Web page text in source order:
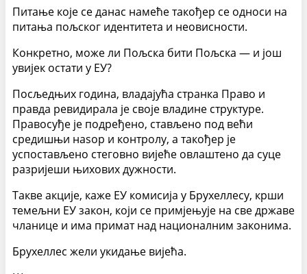
Питање које се данас намеће такођер се односи на
питања пољског идентитета и неовисности.
Конкретно, може ли Пољска бити Пољска — и још
увијек остати у ЕУ?
Посљедњих година, владајућа странка Право и
правда ревидирала је своје владине структуре.
Правосуђе је подређено, стављено под већи
средишњи наѕор и контролу, а такођер је
успостављено стеговно вијеће овлаштено да суце
разријеши њихових дужности.
Такве акције, каже ЕУ комисија у Бруxеллесу, крши
темељни ЕУ закон, који се примјењује на све државе
чланице и има примат над националним законима.
Бруxеллес жели укидање вијећа.